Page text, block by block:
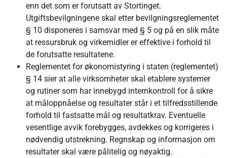
enn det som er forutsatt av Stortinget.
Utgiftsbevilgningene skal etter bevilgningsreglementet
§ 10 disponeres i samsvar med § 5 og på en slik måte
at ressursbruk og virkemidler er effektive i forhold til
de forutsatte resultatene.
Reglementet for økonomistyring i staten (reglementet)
§ 14 sier at alle virksomheter skal etablere systemer
og rutiner som har innebygd internkontroll for å sikre
at måloppnåelse og resultater står i et tilfredsstillende
forhold til fastsatte mål og resultatkrav. Eventuelle
vesentlige avvik forebygges, avdekkes og korrigeres i
nødvendig utstrekning. Regnskap og informasjon om
resultater skal være pålitelig og nøyaktig.